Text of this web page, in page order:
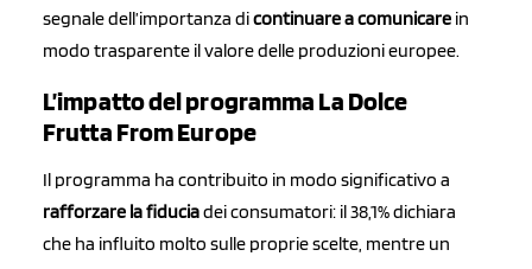
segnale dell’importanza dicontinuare a comunicare in
modo trasparente il valore delle produzioni europee.
L’impatto del programma La Dolce
Frutta From Europe
Il programma ha contribuito in modo significativo a
rafforzare la fiduciadei consumatori: il 38,1% dichiara
che ha influito molto sulle proprie scelte, mentre un